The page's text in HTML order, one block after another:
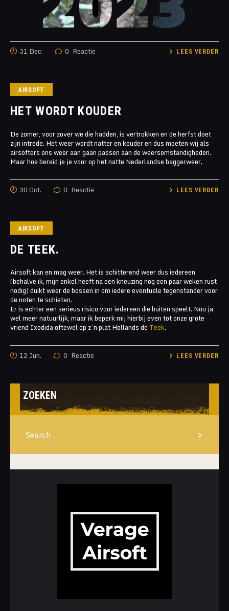
31 Dec. 0 Reactie LEES VERDER
AIRSOFT
HET WORDT KOUDER
De zomer, voor zover we die hadden, is vertrokken en de herfst doet
zijn intrede. Het weer wordt natter en kouder en dus moeten wij als
airsofters ons weer aan gaan passen aan de weersomstandigheden.
Maar hoe bereid je je voor op het natte Nederlandse baggerweer.
30 Oct. 0 Reactie LEES VERDER
AIRSOFT
DE TEEK.
Airsoft kan en mag weer. Het is schitterend weer dus iedereen
(behalve ik, mijn enkel heeft na een kneuzing nog een paar weken rust
nodig) duikt weer de bossen in om iedere eventuele tegenstander voor
de noten te schieten.
Er is echter een serieus risico voor iedereen die buiten speelt. Nou ja,
wel meer natuurlijk, maar ik beperk mij hierbij even tot onze grote
vriend Ixodida oftewel op z’n plat Hollands de Teek.
12 Jun. 0 Reactie LEES VERDER
ZOEKEN